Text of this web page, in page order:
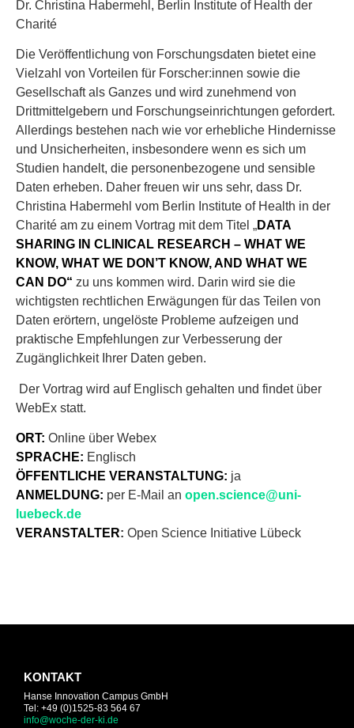
Dr. Christina Habermehl, Berlin Institute of Health der
Charité
Die Veröffentlichung von Forschungsdaten bietet eine
Vielzahl von Vorteilen für Forscher:innen sowie die
Gesellschaft als Ganzes und wird zunehmend von
Drittmittelgebern und Forschungseinrichtungen gefordert.
Allerdings bestehen nach wie vor erhebliche Hindernisse
und Unsicherheiten, insbesondere wenn es sich um
Studien handelt, die personenbezogene und sensible
Daten erheben. Daher freuen wir uns sehr, dass Dr.
Christina Habermehl vom Berlin Institute of Health in der
Charité am zu einem Vortrag mit dem Titel „DATA
SHARING IN CLINICAL RESEARCH – WHAT WE
KNOW, WHAT WE DON’T KNOW, AND WHAT WE
CAN DO“ zu uns kommen wird. Darin wird sie die
wichtigsten rechtlichen Erwägungen für das Teilen von
Daten erörtern, ungelöste Probleme aufzeigen und
praktische Empfehlungen zur Verbesserung der
Zugänglichkeit Ihrer Daten geben.
Der Vortrag wird auf Englisch gehalten und findet über
WebEx statt.
ORT: Online über Webex
SPRACHE: Englisch
ÖFFENTLICHE VERANSTALTUNG: ja
ANMELDUNG: per E-Mail an open.science@uni-
luebeck.de
VERANSTALTER: Open Science Initiative Lübeck
KONTAKT
Hanse Innovation Campus GmbH
Tel: +49 (0)1525-83 564 67
info@woche-der-ki.de